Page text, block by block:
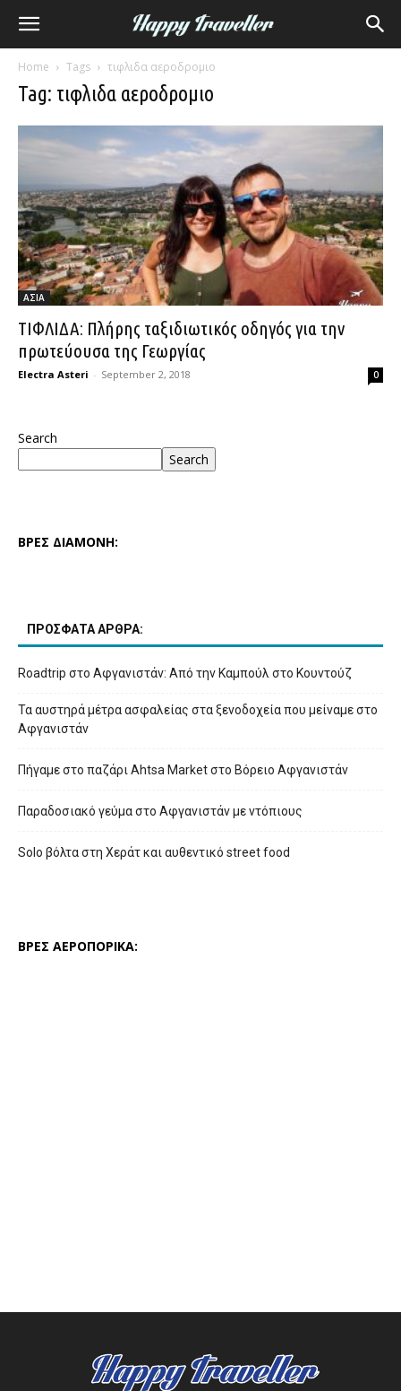
Home Tags τιφλιδα αεροδρομιο
Tag: τιφλιδα αεροδρομιο
ΑΣΙΑ
ΤΙΦΛΙΔΑ: Πλήρης ταξιδιωτικός οδηγός για την
πρωτεύουσα της Γεωργίας
Electra Asteri - September 2, 2018 0
Search
Search
ΒΡΕΣ ΔΙΑΜΟΝΗ:
ΠΡΟΣΦΑΤΑ ΑΡΘΡΑ:
Roadtrip στο Αφγανιστάν: Από την Καμπούλ στο Κουντούζ
Τα αυστηρά μέτρα ασφαλείας στα ξενοδοχεία που μείναμε στο
Αφγανιστάν
Πήγαμε στο παζάρι Ahtsa Market στο Βόρειο Αφγανιστάν
Παραδοσιακό γεύμα στο Αφγανιστάν με ντόπιους
Solo βόλτα στη Χεράτ και αυθεντικό street food
ΒΡΕΣ ΑΕΡΟΠΟΡΙΚΑ: